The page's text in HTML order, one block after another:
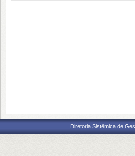
Diretoria Sistêmica de